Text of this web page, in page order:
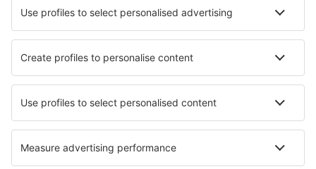
Unterkunft in Shekou Unterkunft in Road Town
Unterkunft in Moradabad Unterkunft in Wörthsee
Unterkunft in Dunasziget Unterkunft in Küssaberg
Unterkunft in Es Calo Unterkunft in Morehead